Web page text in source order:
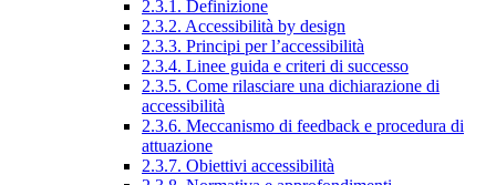
2.3.1. Definizione
2.3.2. Accessibilità by design
2.3.3. Principi per l’accessibilità
2.3.4. Linee guida e criteri di successo
2.3.5. Come rilasciare una dichiarazione di
accessibilità
2.3.6. Meccanismo di feedback e procedura di
attuazione
2.3.7. Obiettivi accessibilità